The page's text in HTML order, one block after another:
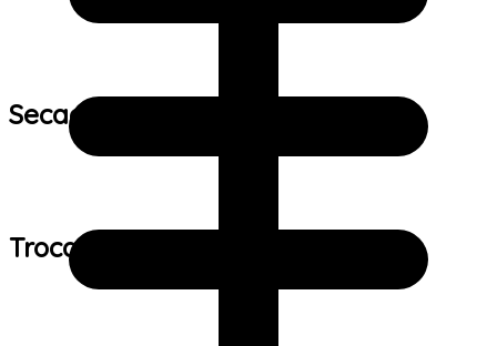
Secagem:
Trocas e devoluções: